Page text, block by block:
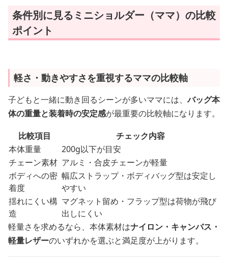
条件別に見るミニショルダー（ママ）の比較
ポイント
軽さ・動きやすさを重視するママの比較軸
子どもと一緒に動き回るシーンが多いママには、バッグ本
体の重量と装着時の安定感が最重要の比較軸になります。
比較項目
チェック内容
本体重量
200g以下が目安
チェーン素材 アルミ・合皮チェーンが軽量
ボディへの密
着度
幅広ストラップ・ボディバッグ型は安定し
やすい
揺れにくい構
造
マグネット留め・フラップ型は荷物が飛び
出しにくい
軽量さを求めるなら、本体素材はナイロン・キャンバス・
軽量レザーのいずれかを選ぶと満足度が上がります。